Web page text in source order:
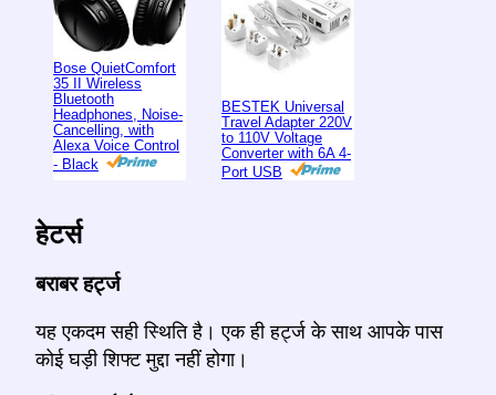
Bose QuietComfort
35 II Wireless
Bluetooth
Headphones, Noise-
Cancelling, with
Alexa Voice Control
- Black
BESTEK Universal
Travel Adapter 220V
to 110V Voltage
Converter with 6A 4-
Port USB
हेटर्स
बराबर हर्ट्ज
यह एकदम सही स्थिति है। एक ही हर्ट्ज के साथ आपके पास
कोई घड़ी शिफ्ट मुद्दा नहीं होगा।